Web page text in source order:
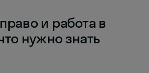
и работа в
нужно знать